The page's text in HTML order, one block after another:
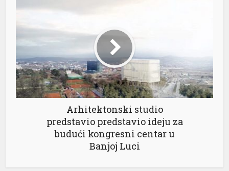
Arhitektonski studio
predstavio predstavio ideju za
budući kongresni centar u
Banjoj Luci